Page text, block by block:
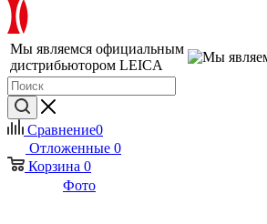
Мы являемся официальным
дистрибьютором LEICA
Сравнение0
Отложенные 0
Корзина 0
Фото